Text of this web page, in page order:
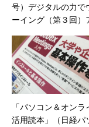
号）デジタルの力で
ーイング（第３回）
「パソコン＆オンラ
活用読本」（日経パ